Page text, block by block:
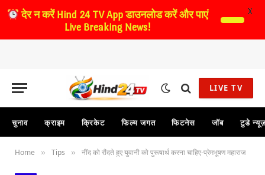
LIVE TV
चुनाव क्राइम क्रिकेट फिल्म जगत फिटनेस जॉब टुडे
Home » Tips » नींद को रौंदते हुए युवानी को पुरूषार्थ करना चाहिए-प्रेमभूषण महाराज
देर न करेंHind 24 TV App डाउनलोड करें और पाएं
Live Breaking News!
X